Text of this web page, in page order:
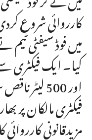
کارروائی شروع
میں فوڈ سیفٹی ٹیم
اور 500
فیکٹری مالکان پر
مزیدقانونی